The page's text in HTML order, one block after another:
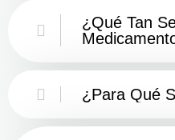
¿Qué Tan
¿Para Qué